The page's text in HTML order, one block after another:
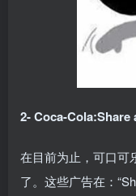
2- Coca-
在目前为止，可口可
了。这些广告在：